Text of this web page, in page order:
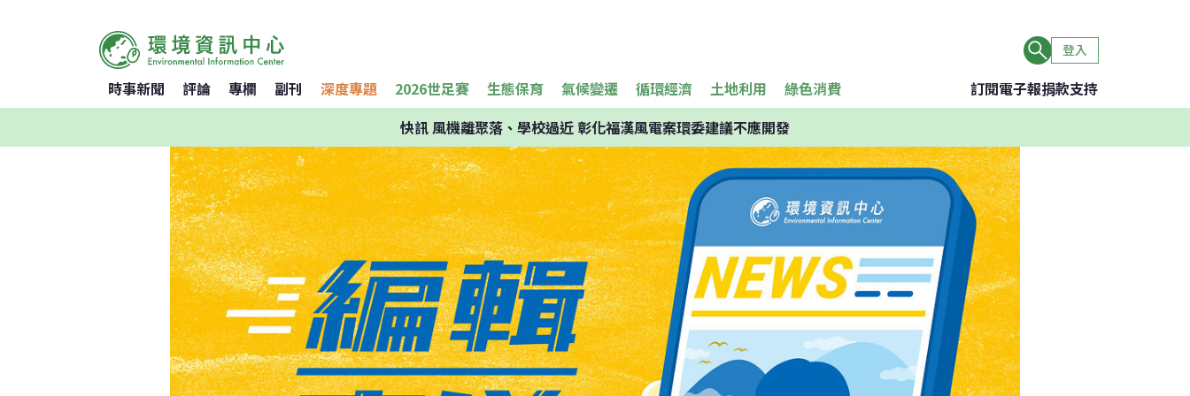
登入
時事新聞 評論 專欄 副刊 深度專題 2026世足賽 生態保育 氣候變遷 循環經濟 土地利用 綠色消費 訂閱電子報捐款支持
快訊風機離聚落、學校過近 彰化福漢風電案環委建議不應開發